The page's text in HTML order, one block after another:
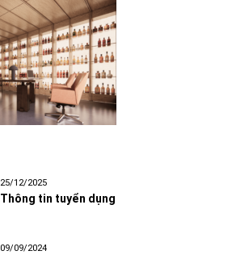
25/12/2025
Thông tin tuyển dụng
09/09/2024